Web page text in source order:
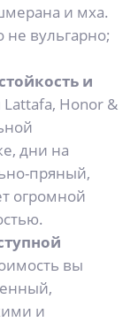
и мха.
вульгарно;
и
Honor &
дни на
пряный,
огромной
вы
и